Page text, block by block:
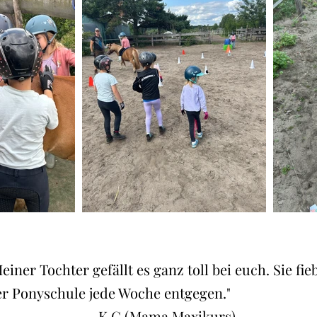
Tochter gefällt es ganz toll bei euch. Sie
Ponyschule jede Woche entgegen."